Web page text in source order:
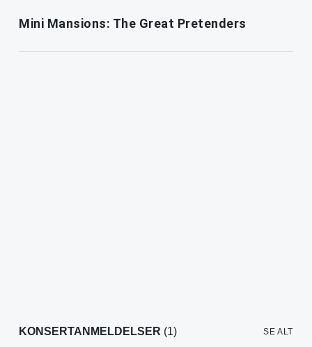
Mini Mansions: The Great Pretenders
KONSERTANMELDELSER (1) SE ALT